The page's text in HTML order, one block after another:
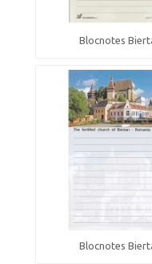
Blocnotes
Blocnotes